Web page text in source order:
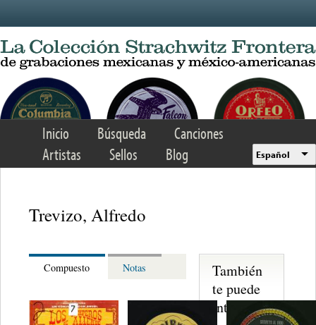
Inicio Búsqueda
Canciones
Artistas
Sellos Blog Español
Trevizo, Alfredo
Compuesto Notas
También
te puede
interesar...